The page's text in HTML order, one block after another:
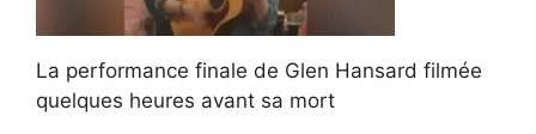
La performance finale de Glen Hansard filmée
quelques heures avant sa mort